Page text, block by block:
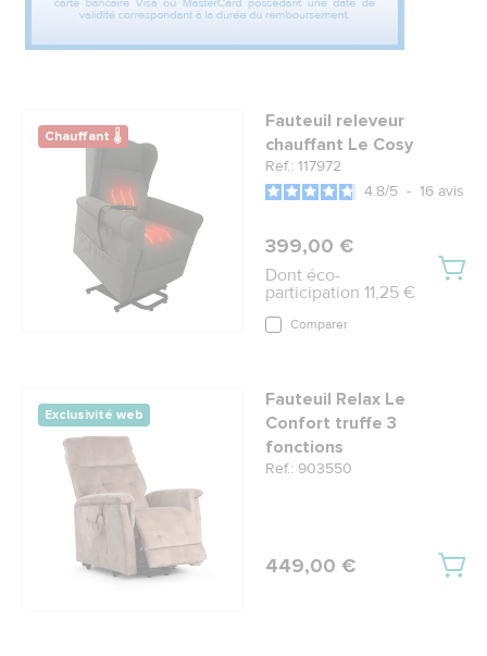
Chauffant 🌡
Fauteuil releveur
chauffant Le Cosy
Ref.: 117972
4.8/5 - 16 avis
399,00 €
Dont éco-
participation 11,25 €
Comparer
Exclusivité web
Fauteuil Relax Le
Confort truffe 3
fonctions
Ref.: 903550
449,00 €